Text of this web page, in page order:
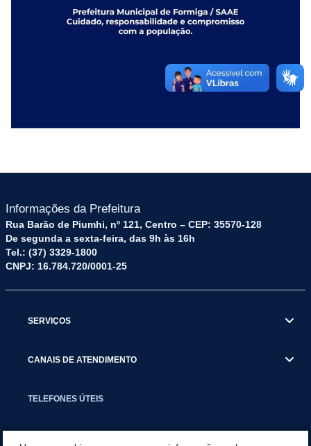
Informações da Prefeitura
Rua Barão de Piumhi, nº 121, Centro – CEP: 35570-128
De segunda a sexta-feira, das 9h às 16h
Tel.: (37) 3329-1800
CNPJ: 16.784.720/0001-25
SERVIÇOS
CANAIS DE ATENDIMENTO
TELEFONES ÚTEIS